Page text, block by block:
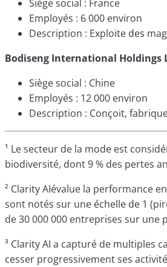
Siège social : France
Employés : 6 000 environ
Description : Exploite des
Bodiseng International Holdings
Siège social : Chine
Employés : 12 000 environ
Description : Conçoit,
¹ Le secteur de la mode est
biodiversité, dont 9 % des pertes
² Clarity AIévalue la performance
sont notés sur une échelle de 1
de 30 000 000 entreprises sur une
³ Clarity AI a capturé de multiples
cesser progressivement ses